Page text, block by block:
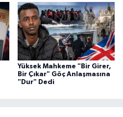
Yüksek Mahkeme "Bir Girer,
Bir Çıkar" Göç Anlaşmasına
"Dur" Dedi